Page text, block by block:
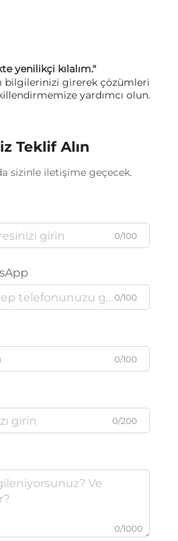
yenilikçi kılalım."
bilgilerinizi girerek çözümleri
yardımcı olun.
Teklif Alın
sizinle iletişime geçecek.
0/100
0/100
0/100
0/200
0/1000